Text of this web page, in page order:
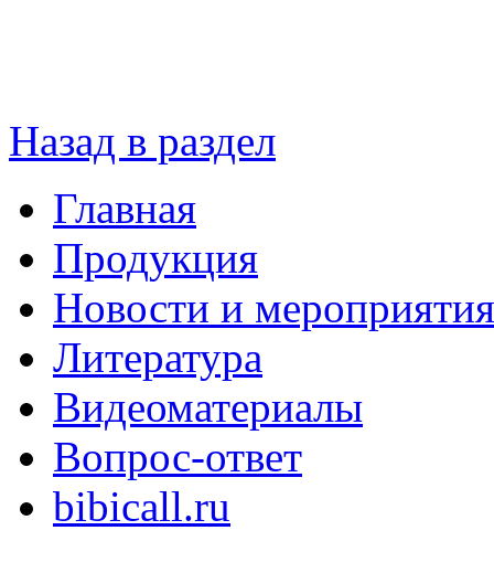
Назад в раздел
Главная
Продукция
Новости и мероприятия
Литература
Видеоматериалы
Вопрос-ответ
bibicall.ru